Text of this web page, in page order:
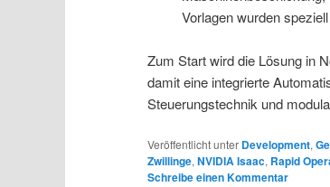
Vorlagen wurden
Zum Start wird die Lösung in
damit eine integrierte
Steuerungstechnik und
Veröffentlicht unter Development,
Zwillinge,NVIDIA Isaac, Rapid
Schreibe einen Kommentar